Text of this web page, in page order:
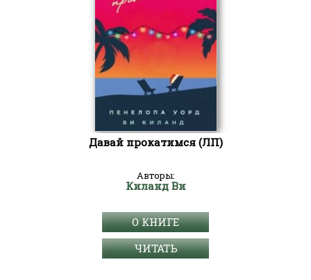
Давай прокатимся (ЛП)
Авторы:
Киланд Ви
О КНИГЕ
ЧИТАТЬ